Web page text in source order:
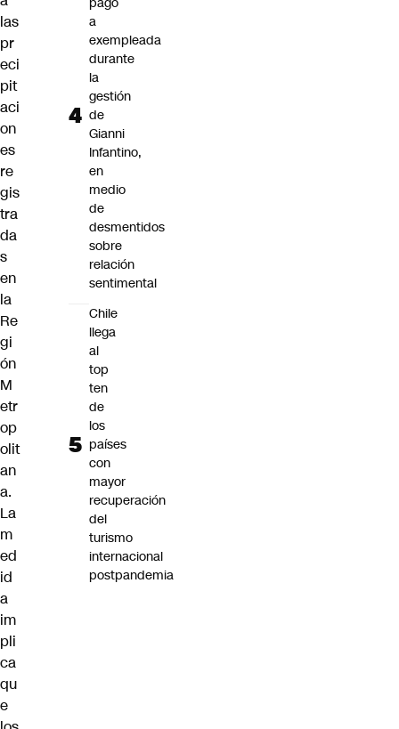
las
pr
eci
pit
aci
on
es
re
gis
tra
da
s
en
la
Re
gi
ón
M
etr
op
olit
an
a.
La
m
ed
id
a
im
pli
ca
qu
e
a
exempleada
durante
la
gestión
de
Gianni
Infantino,
en
medio
de
desmentidos
sobre
relación
sentimental
Chile
llega
al
top
ten
de
los
países
con
mayor
recuperación
del
turismo
internacional
postpandemia